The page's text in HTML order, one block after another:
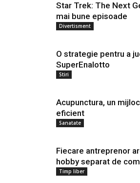
Star Trek: The Next
mai bune episoade
Divertisment
O strategie pentru a
SuperEnalotto
Stiri
Acupunctura, un
eficient
Sanatate
Fiecare antreprenor
hobby separat de
Timp liber